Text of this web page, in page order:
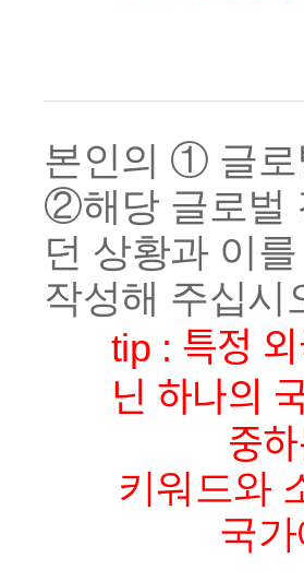
본인의 ① 글로
②해당 글로벌
던 상황과 이
작성해 주십시
tip : 특정
닌 하나의
중
키워드와
국